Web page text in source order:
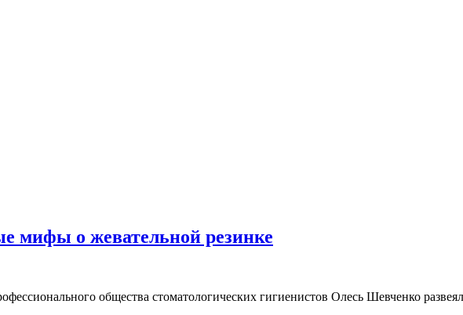
мифы о жевательной резинке
общества стоматологических гигиенистов Олесь Шевченко